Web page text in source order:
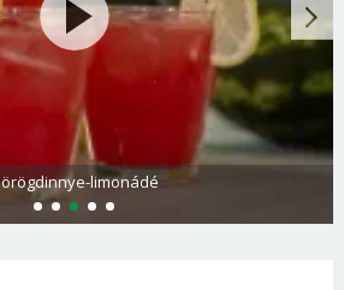
limonádé